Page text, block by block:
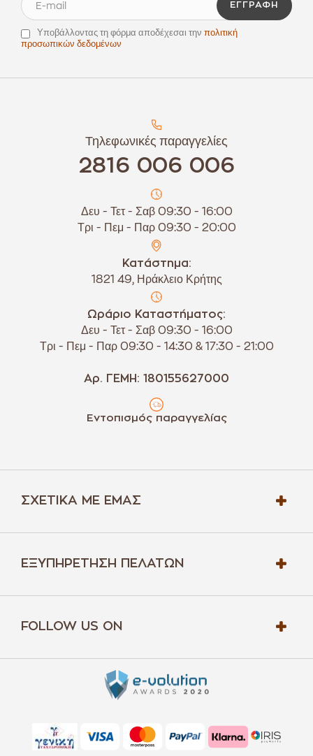
ΕΓΓΡΑΦΉ
Υποβάλλοντας τη φόρμα αποδέχεσαι την πολιτική
προσωπικών δεδομένων
Τηλεφωνικές παραγγελίες
2816 006 006
Δευ - Τετ - Σαβ 09:30 - 16:00
Τρι - Πεμ - Παρ 09:30 - 20:00
Κατάστημα:
1821 49, Ηράκλειο Κρήτης
Ωράριο Καταστήματος:
Δευ - Τετ - Σαβ 09:30 - 16:00
Τρι - Πεμ - Παρ 09:30 - 14:30 & 17:30 - 21:00
Αρ. ΓΕΜΗ: 180155627000
Εντοπισμός παραγγελίας
ΣΧΕΤΙΚΆ ΜΕ ΕΜΆΣ
ΕΞΥΠΗΡΈΤΗΣΗ ΠΕΛΑΤΏΝ
FOLLOW US ON